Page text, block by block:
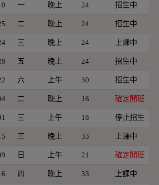
一 晚上 24 招生中
二 晚上 24 招生中
三 晚上 24 上課中
五 晚上 24 招生中
六 上午 30 招生中
二 晚上 16 確定開班
三 上午 18 停止招生
三 晚上 33 上課中
日 上午 21 確定開班
四 晚上 33 上課中